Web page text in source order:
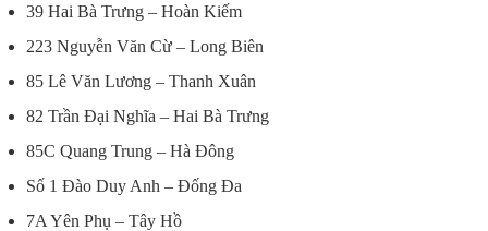
39 Hai Bà Trưng – Hoàn Kiếm
223 Nguyễn Văn Cừ – Long Biên
85 Lê Văn Lương – Thanh Xuân
82 Trần Đại Nghĩa – Hai Bà Trưng
85C Quang Trung – Hà Đông
Số 1 Đào Duy Anh – Đống Đa
7A Yên Phụ – Tây Hồ